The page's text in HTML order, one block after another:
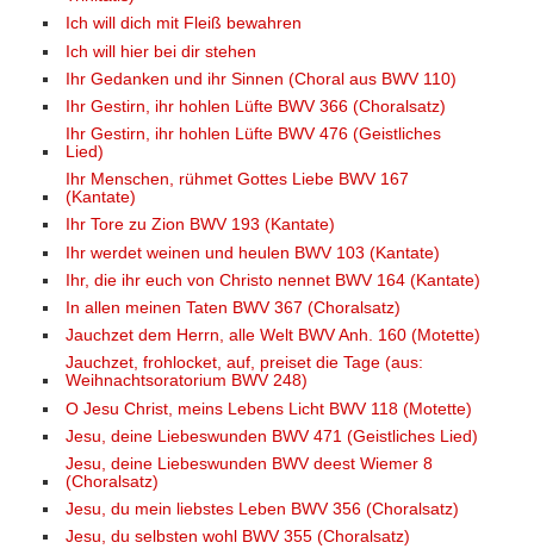
Ich will dich mit Fleiß bewahren
Ich will hier bei dir stehen
Ihr Gedanken und ihr Sinnen (Choral aus BWV 110)
Ihr Gestirn, ihr hohlen Lüfte BWV 366 (Choralsatz)
Ihr Gestirn, ihr hohlen Lüfte BWV 476 (Geistliches
Lied)
Ihr Menschen, rühmet Gottes Liebe BWV 167
(Kantate)
Ihr Tore zu Zion BWV 193 (Kantate)
Ihr werdet weinen und heulen BWV 103 (Kantate)
Ihr, die ihr euch von Christo nennet BWV 164 (Kantate)
In allen meinen Taten BWV 367 (Choralsatz)
Jauchzet dem Herrn, alle Welt BWV Anh. 160 (Motette)
Jauchzet, frohlocket, auf, preiset die Tage (aus:
Weihnachtsoratorium BWV 248)
O Jesu Christ, meins Lebens Licht BWV 118 (Motette)
Jesu, deine Liebeswunden BWV 471 (Geistliches Lied)
Jesu, deine Liebeswunden BWV deest Wiemer 8
(Choralsatz)
Jesu, du mein liebstes Leben BWV 356 (Choralsatz)
Jesu, du selbsten wohl BWV 355 (Choralsatz)